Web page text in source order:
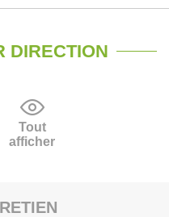
DIRECTION
Tout
afficher